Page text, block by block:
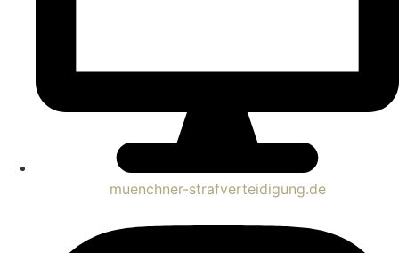
muenchner-strafverteidigung.de